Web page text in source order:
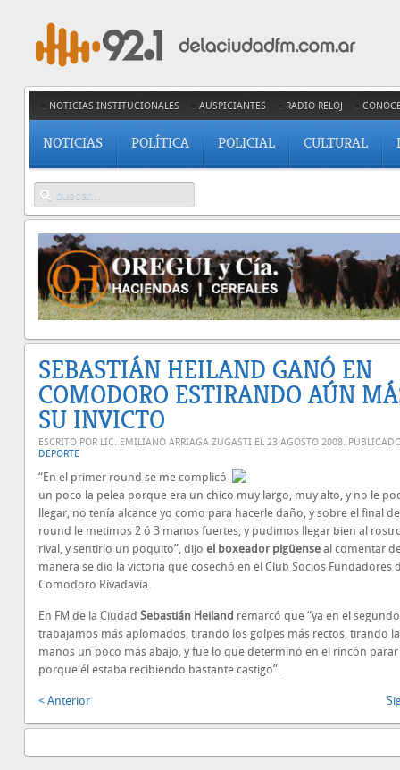
NOTICIAS INSTITUCIONALES AUSPICIANTES RADIO RELOJ
NOTICIAS POLÍTICA POLICIAL CULTURAL
SEBASTIÁN HEILAND GANÓ EN
COMODORO ESTIRANDO AÚN
SU INVICTO
ESCRITO POR LIC. EMILIANO ARRIAGA ZUGASTI EL 23 AGOSTO 2008.
DEPORTE
“En el primer round se me complicó
un poco la pelea porque era un chico muy largo, muy alto, y no le
llegar, no tenía alcance yo como para hacerle daño, y sobre el final
round le metimos 2 ó 3 manos fuertes, y pudimos llegar bien al
rival, y sentirlo un poquito”, dijo el boxeador pigüense al comentar
manera se dio la victoria que cosechó en el Club Socios Fundadores
Comodoro Rivadavia.
En FM de la Ciudad Sebastián Heiland remarcó que “ya en el
trabajamos más aplomados, tirando los golpes más rectos, tirando
manos un poco más abajo, y fue lo que determinó en el rincón parar
porque él estaba recibiendo bastante castigo”.
< Anterior